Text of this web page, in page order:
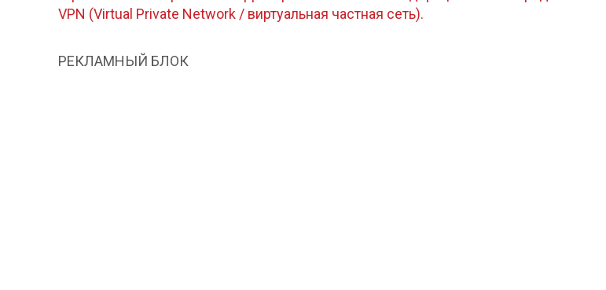
VPN (Virtual Private Network / виртуальная частная сеть).
РЕКЛАМНЫЙ БЛОК